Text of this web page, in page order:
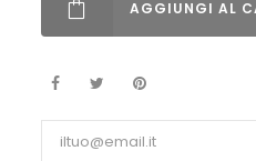
AGGIUNGI AL